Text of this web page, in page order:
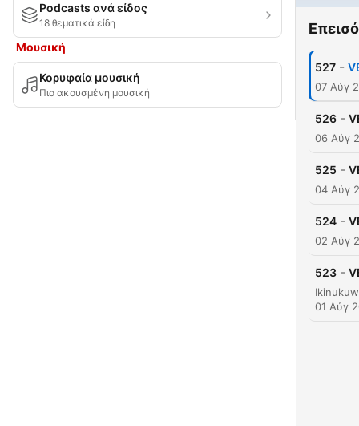
Podcasts ανά είδος
18 θεματικά είδη
Μουσική
Κορυφαία μουσική
Πιο ακουσμένη μουσική
527 -
07 Αύγ
526 -
06 Αύγ
525 -
04 Αύγ
524 -
02 Αύγ
523 -
01 Αύγ